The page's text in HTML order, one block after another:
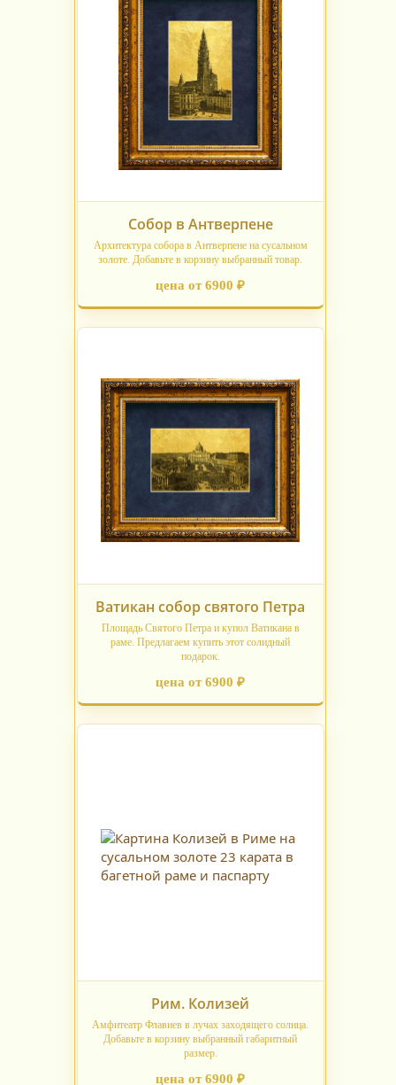
Собор в Антверпене
Архитектура собора в Антверпене на сусальном
золоте. Добавьте в корзину выбранный товар.
цена от 6900 ₽
Ватикан собор святого Петра
Площадь Святого Петра и купол Ватикана в
раме. Предлагаем купить этот солидный
подарок.
цена от 6900 ₽
Рим. Колизей
Амфитеатр Флавиев в лучах заходящего солнца.
Добавьте в корзину выбранный габаритный
размер.
цена от 6900 ₽